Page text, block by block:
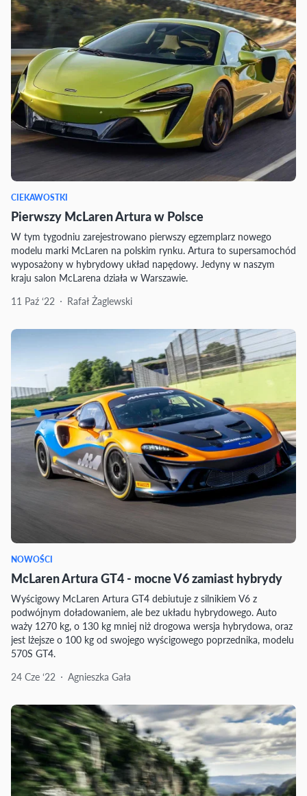
CIEKAWOSTKI
Pierwszy McLaren Artura w Polsce
W tym tygodniu zarejestrowano pierwszy egzemplarz nowego
modelu marki McLaren na polskim rynku. Artura to supersamochód
wyposażony w hybrydowy układ napędowy. Jedyny w naszym
kraju salon McLarena działa w Warszawie.
11 Paź ‘22
Rafał Żaglewski
NOWOŚCI
McLaren Artura GT4 - mocne V6 zamiast hybrydy
Wyścigowy McLaren Artura GT4 debiutuje z silnikiem V6 z
podwójnym doładowaniem, ale bez układu hybrydowego. Auto
waży 1270 kg, o 130 kg mniej niż drogowa wersja hybrydowa, oraz
jest lżejsze o 100 kg od swojego wyścigowego poprzednika, modelu
570S GT4.
24 Cze ‘22
Agnieszka Gała